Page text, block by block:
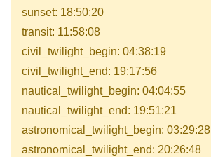
sunset: 18:50:20
transit: 11:58:08
civil_twilight_begin: 04:38:19
civil_twilight_end: 19:17:56
nautical_twilight_begin: 04:04:55
nautical_twilight_end: 19:51:21
astronomical_twilight_begin: 03:29:28
astronomical_twilight_end: 20:26:48